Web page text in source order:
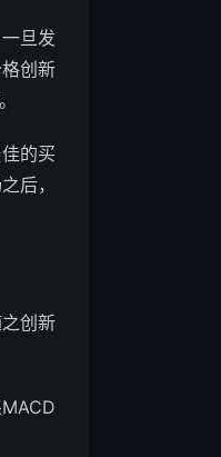
旦发
创新
的买
后，
创新